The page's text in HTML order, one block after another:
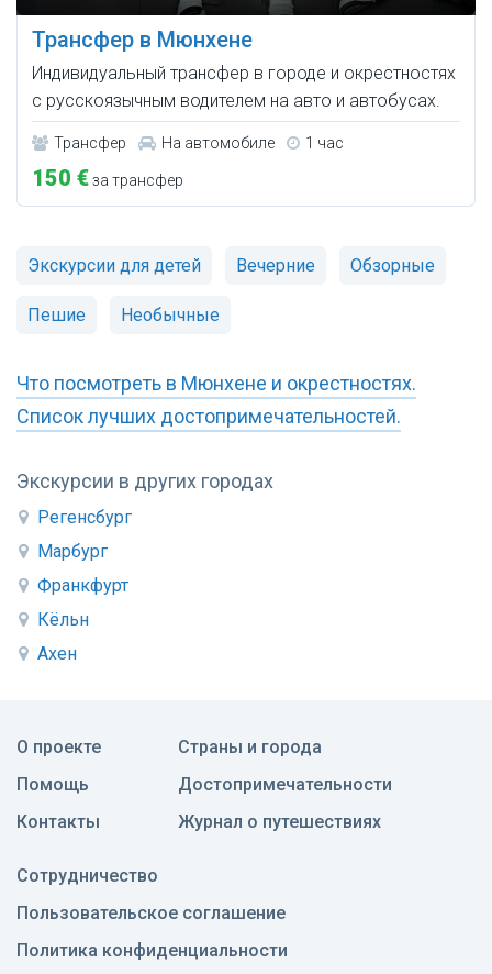
Экскурсии в других городах
Регенсбург
Марбург
Франкфурт
Кёльн
Ахен
Трансфер в Мюнхене
Индивидуальный трансфер в городе и окрестностях
с русскоязычным водителем на авто и автобусах.
Трансфер На автомобиле 1 час
150 €за трансфер
Экскурсии для детей Вечерние Обзорные
Пешие Необычные
Что посмотреть в Мюнхене и окрестностях.
Список лучших достопримечательностей.
О проекте
Помощь
Контакты
Страны и города
Достопримечательности
Журнал о путешествиях
Сотрудничество
Пользовательское соглашение
Политика конфиденциальности